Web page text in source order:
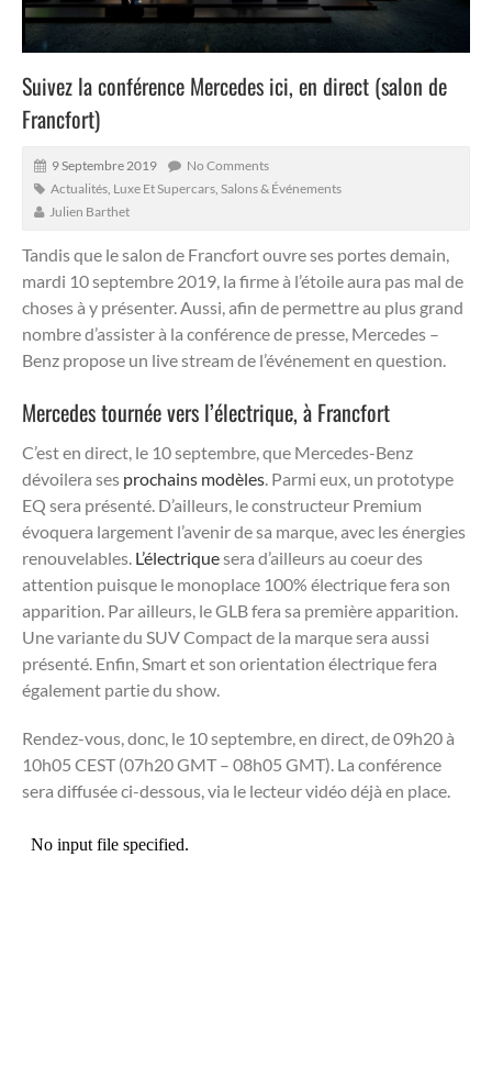
Suivez la conférence Mercedes ici, en direct (salon de
Francfort)
9 Septembre 2019
No Comments
Actualités Luxe Et Supercars Salons & Événements
Julien Barthet
Tandis que le salon de Francfort ouvre ses portes demain,
mardi 10 septembre 2019, la firme à l’étoile aura pas mal de
choses à y présenter. Aussi, afin de permettre au plus grand
nombre d’assister à la conférence de presse, Mercedes –
Benz propose un live stream de l’événement en question.
Mercedes tournée vers l’électrique, à Francfort
C’est en direct, le 10 septembre, que Mercedes-Benz
dévoilera ses prochains modèles. Parmi eux, un prototype
EQ sera présenté. D’ailleurs, le constructeur Premium
évoquera largement l’avenir de sa marque, avec les énergies
renouvelables. L’électriquesera d’ailleurs au coeur des
attention puisque le monoplace 100% électrique fera son
apparition. Par ailleurs, le GLB fera sa première apparition.
Une variante du SUV Compact de la marque sera aussi
présenté. Enfin, Smart et son orientation électrique fera
également partie du show.
Rendez-vous, donc, le 10 septembre, en direct, de 09h20 à
10h05 CEST (07h20 GMT – 08h05 GMT). La conférence
sera diffusée ci-dessous, via le lecteur vidéo déjà en place.